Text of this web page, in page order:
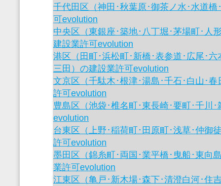
千代田区（神田･秋葉原･御茶ノ水･水道
可evolution
中央区（東銀座･築地･八丁堀･茅場町･人
建設業許可evolution
港区（田町･浜松町･新橋･表参道･広尾･
三田）の建設業許可evolution
文京区（千駄木･根津･湯島･千石･白山･
許可evolution
豊島区（池袋･椎名町･東長崎･要町･千川
evolution
台東区（上野･稲荷町･田原町･浅草･仲御
許可evolution
墨田区（錦糸町･両国･業平橋･曳船･東向
業許可evolution
江東区（亀戸･新木場･森下･清澄白河･住